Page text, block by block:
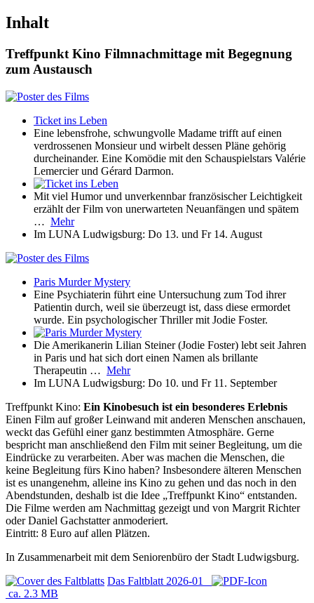
Inhalt
Treffpunkt Kino Filmnachmittage mit Begegnung
zum Austausch
Ticket ins Leben
Eine lebensfrohe, schwungvolle Madame trifft auf einen
verdrossenen Monsieur und wirbelt dessen Pläne gehörig
durcheinander. Eine Komödie mit den Schauspielstars Valérie
Lemercier und Gérard Darmon.
Mit viel Humor und unverkennbar französischer Leichtigkeit
erzählt der Film von unerwarteten Neuanfängen und spätem
… Mehr
Im LUNA Ludwigsburg: Do 13. und Fr 14. August
Paris Murder Mystery
Eine Psychiaterin führt eine Untersuchung zum Tod ihrer
Patientin durch, weil sie überzeugt ist, dass diese ermordet
wurde. Ein psychologischer Thriller mit Jodie Foster.
Die Amerikanerin Lilian Steiner (Jodie Foster) lebt seit Jahren
in Paris und hat sich dort einen Namen als brillante
Therapeutin … Mehr
Im LUNA Ludwigsburg: Do 10. und Fr 11. September
Treffpunkt Kino: Ein Kinobesuch ist ein besonderes Erlebnis
Einen Film auf großer Leinwand mit anderen Menschen anschauen,
weckt das Gefühl einer ganz bestimmten Atmosphäre. Gerne
bespricht man anschließend den Film mit seiner Begleitung, um die
Eindrücke zu verarbeiten. Aber was machen die Menschen, die
keine Begleitung fürs Kino haben? Insbesondere älteren Menschen
ist es unangenehm, alleine ins Kino zu gehen und das noch in den
Abendstunden, deshalb ist die Idee „Treffpunkt Kino“ entstanden.
Die Filme werden am Nachmittag gezeigt und von Margrit Richter
oder Daniel Gachstatter anmoderiert.
Eintritt: 8 Euro auf allen Plätzen.
In Zusammenarbeit mit dem Seniorenbüro der Stadt Ludwigsburg.
Das Faltblatt 2026-01
ca. 2.3 MB